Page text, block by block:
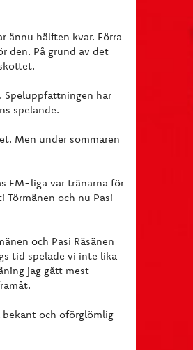
ännu hälften kvar. Förra
den. På grund av det
har
spelande.
Men under sommaren
FM-liga var tränarna för
och nu Pasi
och Pasi Räsänen
tid spelade vi inte lika
jag gått mest
och oförglömlig